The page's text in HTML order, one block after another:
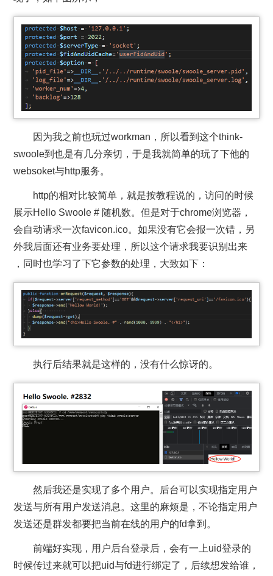
因为我之前也玩过workman，所以看到这个think-
swoole到也是有几分亲切，于是我就简单的玩了下他的
websoket与http服务。
http的相对比较简单，就是按教程说的，访问的时候
展示Hello Swoole # 随机数。但是对于chrome浏览器，
会自动请求一次favicon.ico。如果没有它会报一次错，另
外我后面还有业务要处理，所以这个请求我要识别出来
，同时也学习了下它参数的处理，大致如下：
执行后结果就是这样的，没有什么惊讶的。
然后我还是实现了多个用户。后台可以实现指定用户
发送与所有用户发送消息。这里的麻烦是，不论指定用户
发送还是群发都要把当前在线的用户的fd拿到。
前端好实现，用户后台登录后，会有一上uid登录的
时候传过来就可以把uid与fd进行绑定了，后续想发给谁，